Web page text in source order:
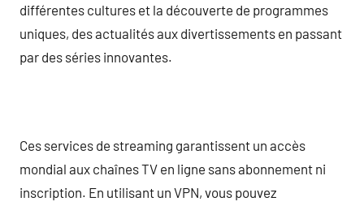
différentes cultures et la découverte de programmes
uniques, des actualités aux divertissements en passant
par des séries innovantes.
Ces services de streaming garantissent un accès
mondial aux chaînes TV en ligne sans abonnement ni
inscription. En utilisant un VPN, vous pouvez